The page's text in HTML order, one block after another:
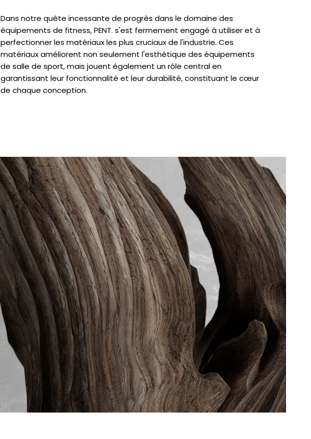
Dans notre quête incessante de progrès dans le domaine des
équipements de fitness, PENT. s'est fermement engagé à utiliser et à
perfectionner les matériaux les plus cruciaux de l'industrie. Ces
matériaux améliorent non seulement l'esthétique des équipements
de salle de sport, mais jouent également un rôle central en
garantissant leur fonctionnalité et leur durabilité, constituant le cœur
de chaque conception.